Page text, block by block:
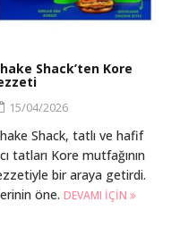
Shack’ten Kore
15/04/2026
Shack, tatlı ve hafif
tatları Kore mutfağının
bir araya getirdi.
öne. DEVAMI IÇIN